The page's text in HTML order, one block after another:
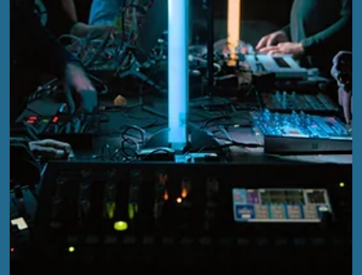
Aufbau im Review Teil 2
Vom 4. bis 5. Oktober verwandelte sich das Klubhaus
Kickerkeller in Erfurt in einen genialen Ort für Musik-und
Synthesizer-Nerds.